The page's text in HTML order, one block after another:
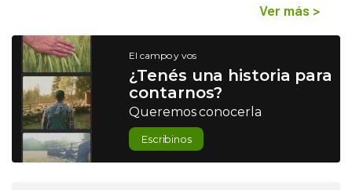
Ver más >
El campo y vos
¿Tenés una historia para
contarnos?
Queremos conocerla
Escribinos